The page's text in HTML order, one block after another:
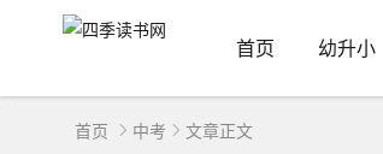
首页 幼升小
首页 中考 文章正文